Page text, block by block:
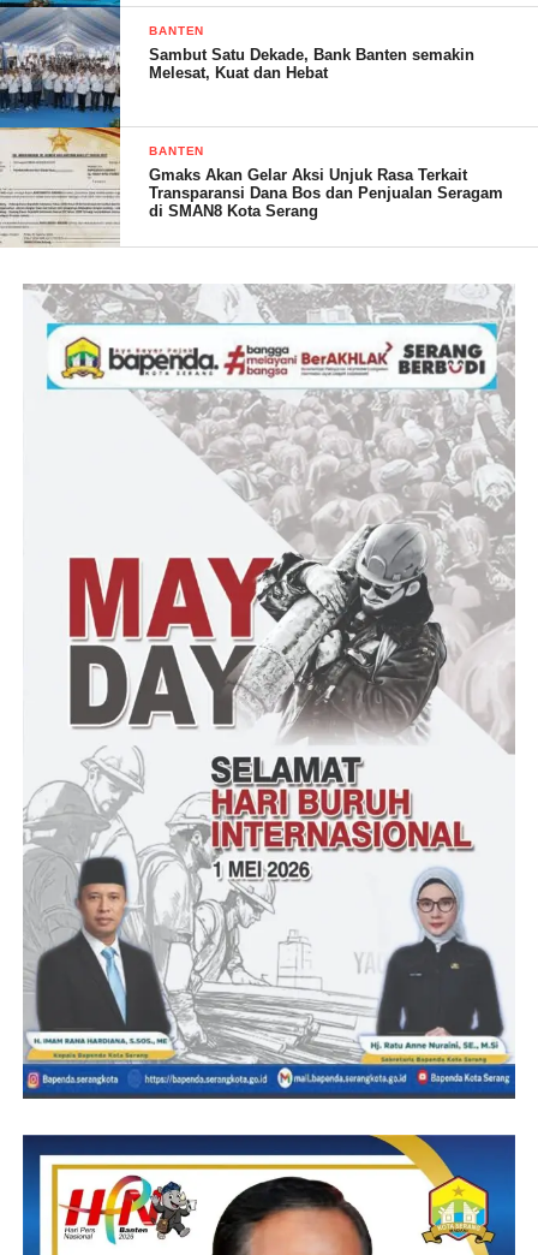
Diketahui bahwa PSU yang di gelar di TPS 013 dilakukan
setelah ada rekomendasi yang di berikan Bawaslu Pandeglang
setelah video pencoblosan yang dilakukan Anggota KPPS.
Post Views: 17
BANTEN
Sambut Satu Dekade, Bank Banten semakin
Melesat, Kuat dan Hebat
BANTEN
Gmaks Akan Gelar Aksi Unjuk Rasa Terkait
Transparansi Dana Bos dan Penjualan Seragam
di SMAN8 Kota Serang